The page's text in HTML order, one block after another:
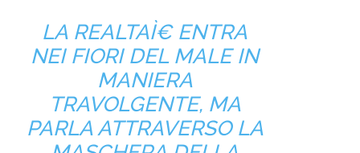
LA REALTAÌ€ ENTRA
NEI FIORI DEL MALE IN
MANIERA
TRAVOLGENTE, MA
PARLA ATTRAVERSO LA